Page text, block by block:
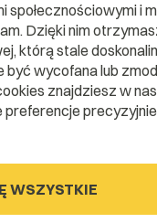
społecznościowymi i
Dzięki nim
którą stale
wycofana lub
znajdziesz w
preferencje
WSZYSTKIE